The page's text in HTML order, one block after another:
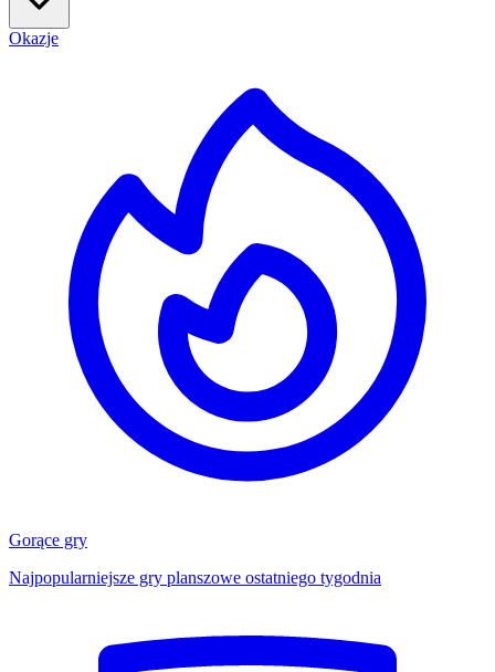
Okazje
Gorące gry
Najpopularniejsze gry planszowe ostatniego tygodnia